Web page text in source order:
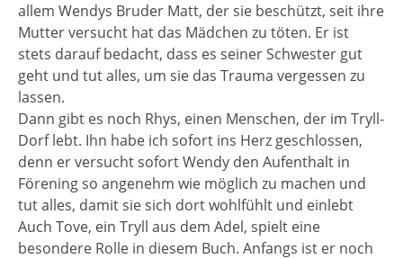
allem Wendys Bruder Matt, der sie beschützt, seit ihre
Mutter versucht hat das Mädchen zu töten. Er ist
stets darauf bedacht, dass es seiner Schwester gut
geht und tut alles, um sie das Trauma vergessen zu
lassen.
Dann gibt es noch Rhys, einen Menschen, der im Tryll-
Dorf lebt. Ihn habe ich sofort ins Herz geschlossen,
denn er versucht sofort Wendy den Aufenthalt in
Förening so angenehm wie möglich zu machen und
tut alles, damit sie sich dort wohlfühlt und einlebt
Auch Tove, ein Tryll aus dem Adel, spielt eine
besondere Rolle in diesem Buch. Anfangs ist er noch